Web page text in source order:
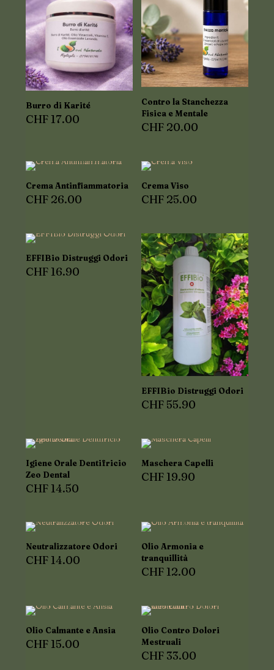
Burro di Karité
CHF17.00
Contro la Stanchezza
Fisica e Mentale
CHF 20.00
Crema Antinfiammatoria
CHF26.00
Crema Viso
CHF 25.00
EFFIBio Distruggi Odori
CHF16.90
EFFIBio Distruggi Odori
CHF 55.90
Igiene Orale Dentifricio
Zeo Dental
CHF14.50
Maschera Capelli
CHF 19.90
Neutralizzatore Odori
CHF14.00
Olio Armonia e
tranquillità
CHF 12.00
Olio Calmante e Ansia
CHF15.00
Olio Contro Dolori
Mestruali
CHF 33.00